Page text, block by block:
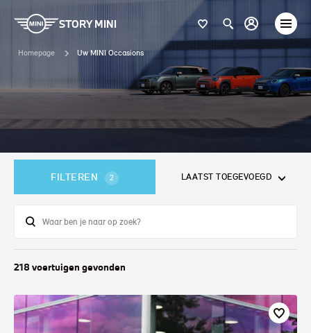
STORY MINI
Homepage Uw MINI Occasions
FILTEREN 2 LAATST TOEGEVOEGD
218 voertuigen gevonden